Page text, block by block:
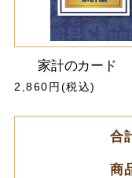
家計のカード
2,860円(税込)
合
商